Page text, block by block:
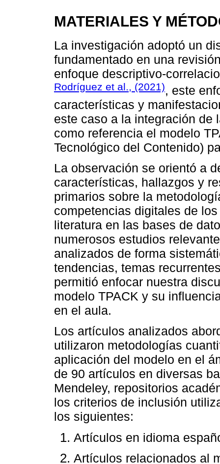
MATERIALES Y
La investigación adoptó un
fundamentado en una
enfoque descriptivo-
Rodríguez et al., (2021), este
características y
este caso a la integración de
como referencia el modelo
Tecnológico del Contenido)
La observación se orientó a
características, hallazgos y
primarios sobre la
competencias digitales de
literatura en las bases de
numerosos estudios
analizados de forma
tendencias, temas
permitió enfocar nuestra
modelo TPACK y su
en el aula.
Los artículos analizados
utilizaron metodologías
aplicación del modelo en el
de 90 artículos en diversas
Mendeley, repositorios
los criterios de inclusión
los siguientes:
Artículos en idioma
Artículos relacionados al